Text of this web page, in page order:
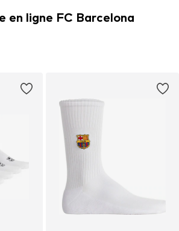
en ligne FC Barcelona